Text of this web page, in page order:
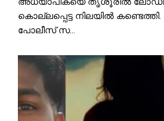
കൊല്ലപ്പെട്ട നിലയിൽ
പോലീസ് സ...